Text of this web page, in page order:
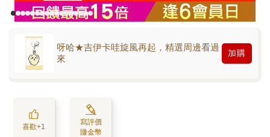
呀哈★吉伊卡哇旋風再起，精選周邊看過
來
加購
喜歡+1
寫評價
賺金幣